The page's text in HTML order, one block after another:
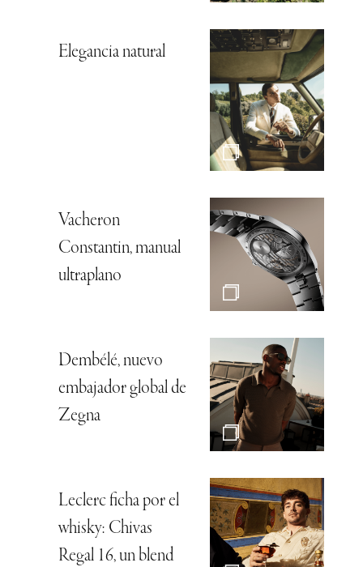
Elegancia natural
Vacheron
Constantin, manual
ultraplano
Dembélé, nuevo
embajador global de
Zegna
Leclerc ficha por el
whisky: Chivas
Regal 16, un blend